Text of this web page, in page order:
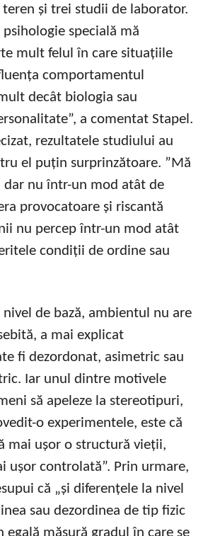
și trei studii de laborator.
psihologie specială mă
mult felul în care situațiile
comportamentul
decât biologia sau
a comentat Stapel.
rezultatele studiului au
el puțin surprinzătoare. ”Mă
dar nu într-un mod atât de
provocatoare și riscantă
nu percep într-un mod atât
condiții de ordine sau
de bază, ambientul nu are
a mai explicat
fi dezordonat, asimetric sau
Iar unul dintre motivele
să apeleze la stereotipuri,
o experimentele, este că
mai ușor o structură vieții,
ușor controlată”. Prin urmare,
că „și diferențele la nivel
sau dezordinea de tip fizic
egală măsură gradul în care se